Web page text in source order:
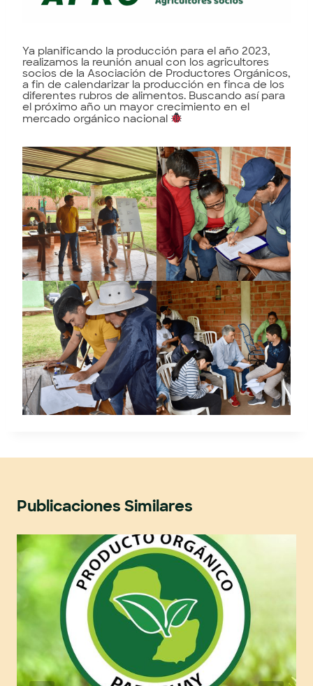
Ya planificando la producción para el año 2023,
realizamos la reunión anual con los agricultores
socios de la Asociación de Productores Orgánicos,
a fin de calendarizar la producción en finca de los
diferentes rubros de alimentos. Buscando así para
el próximo año un mayor crecimiento en el
mercado orgánico nacional
Publicaciones Similares